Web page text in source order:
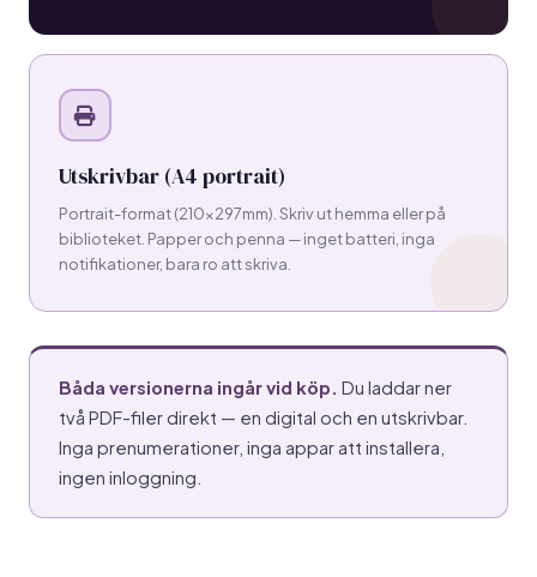
Utskrivbar (A4 portrait)
Portrait-format (210×297mm). Skriv ut hemma eller på
biblioteket. Papper och penna — inget batteri, inga
notifikationer, bara ro att skriva.
Båda versionerna ingår vid köp. Du laddar ner
två PDF-filer direkt — en digital och en utskrivbar.
Inga prenumerationer, inga appar att installera,
ingen inloggning.